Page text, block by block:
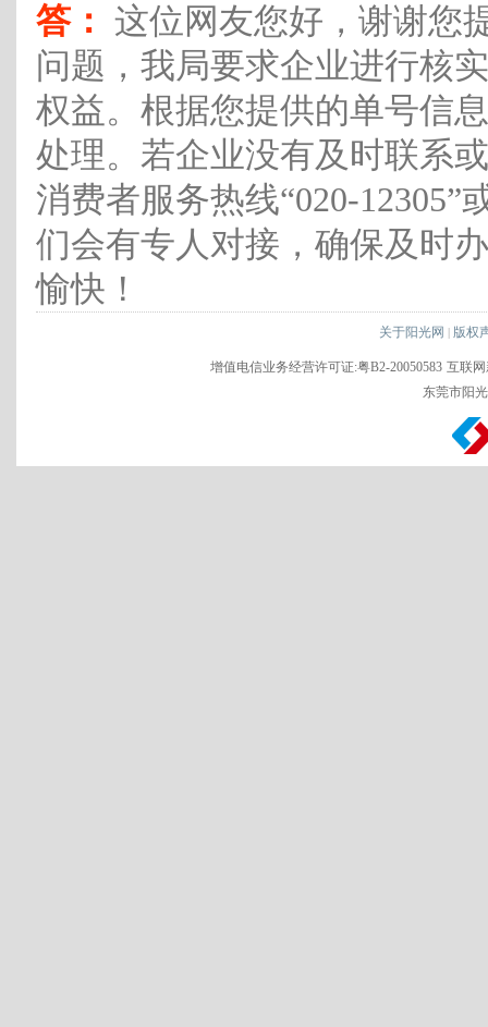
答： 这位网友您好，谢谢您
问题，我局要求企业进行核
权益。根据您提供的单号信
处理。若企业没有及时联系
消费者服务热线“020-12305”
们会有专人对接，确保及时
愉快！
关于阳光网 | 版权
增值电信业务经营许可证:粤B2-20050583 互联网
东莞市阳